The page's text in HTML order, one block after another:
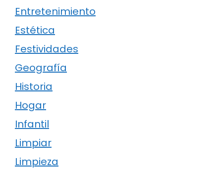
Entretenimiento
Estética
Festividades
Geografía
Historia
Hogar
Infantil
Limpiar
Limpieza